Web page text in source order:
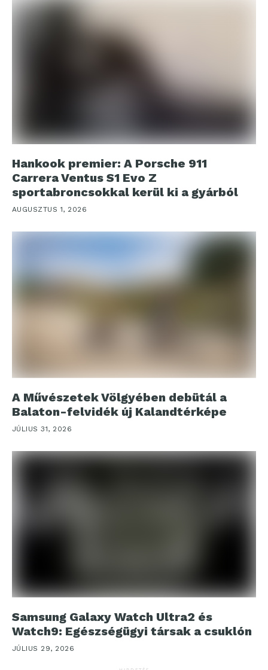
Hankook premier: A Porsche 911
Carrera Ventus S1 Evo Z
sportabroncsokkal kerül ki a gyárból
AUGUSZTUS 1, 2026
A Művészetek Völgyében debütál a
Balaton-felvidék új Kalandtérképe
JÚLIUS 31, 2026
Samsung Galaxy Watch Ultra2 és
Watch9: Egészségügyi társak a csuklón
JÚLIUS 29, 2026